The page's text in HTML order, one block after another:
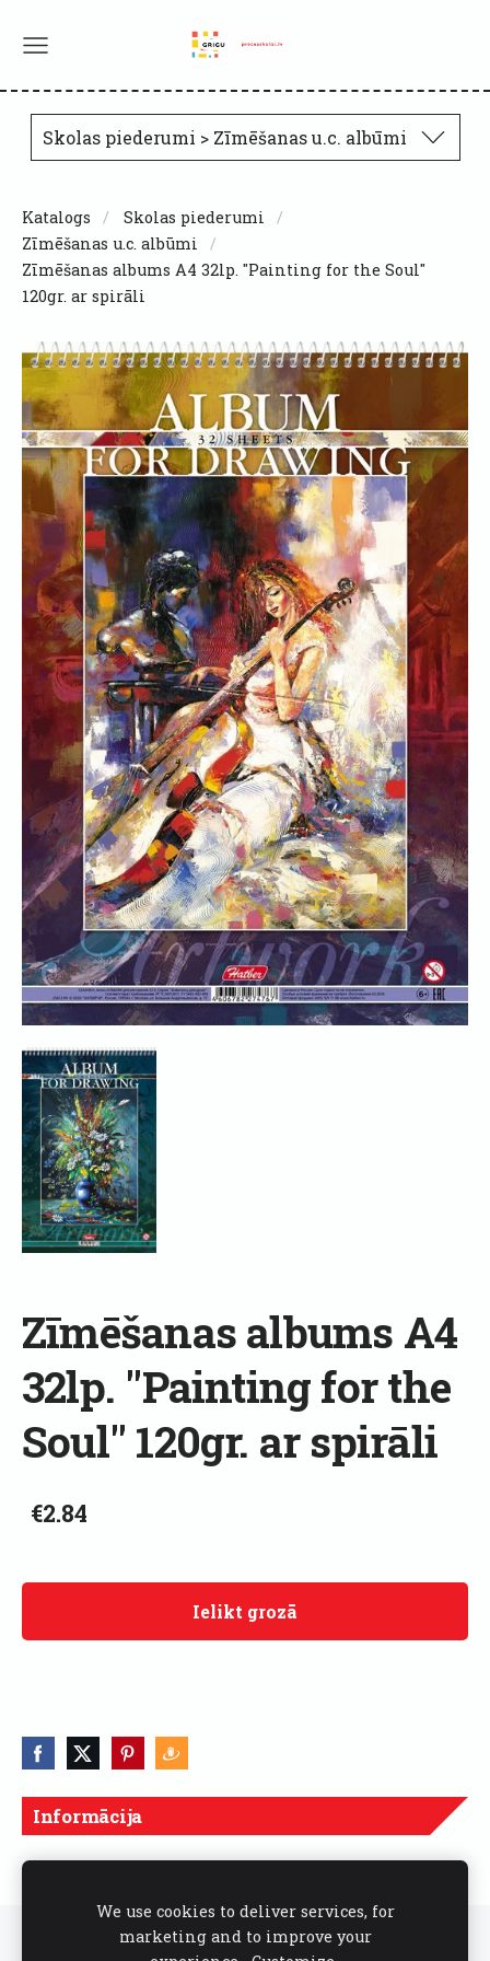
Skolas piederumi > Zīmēšanas u.c. albūmi
Informācija
Cenas norādītas ar PVN
Katalogs
Skolas piederumi
Zīmēšanas u.c. albūmi
Zīmēšanas albums A4 32lp. "Painting for the Soul"
120gr. ar spirāli
Zīmēšanas albums A4
32lp. "Painting for the
Soul" 120gr. ar spirāli
€2.84
Ielikt grozā
Sīkdatnes
We use cookies to deliver services, for
marketing and to improve your